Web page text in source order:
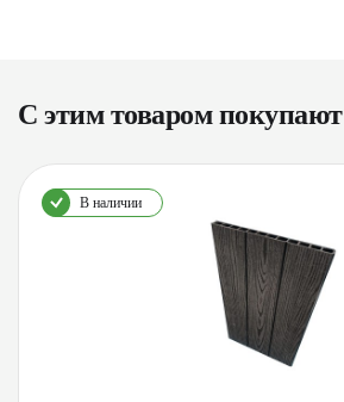
С этим товаром покупают
В наличии